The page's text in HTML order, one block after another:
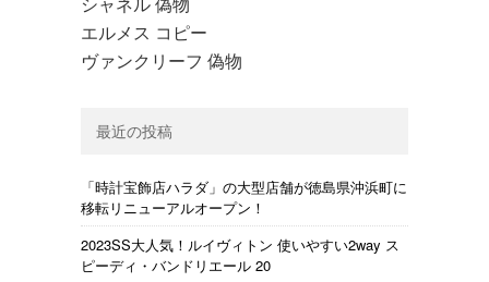
エルメス コピー
ヴァンクリーフ 偽物
最近の投稿
「時計宝飾店ハラダ」の大型店舗が徳島県沖浜町に
移転リニューアルオープン！
2023SS大人気！ルイヴィトン 使いやすい2way ス
ピーディ・バンドリエール 20